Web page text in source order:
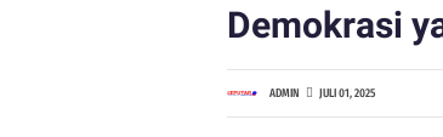
Demokrasi
ADMIN JULI 01, 2025